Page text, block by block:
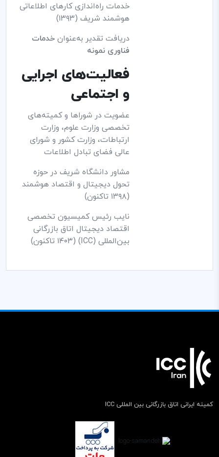
خدمات راه‌اندازی کارهای اطلاعاتی
هوشمند شریف (۱۳۹۳)
دریافت تقدیر به‌عنوان خدمات
فناوری نمونه
فعالیت‌های اجرایی
و اجتماعی
عضویت در شوراها و کمیته‌های
تخصصی وزارت علوم، وزارت
ارتباطات، وزارت کشور و شورای
عالی فضای تبادل اطلاعات
مشاور دانشگاه شریف در حوزه
تحول دیجیتال و اقتصاد هوشمند
(۱۳۹۸ تاکنون)
نایب رئیس کمیسیون تخصصی
اقتصاد دیجیتال اتاق بازرگانی
بین‌المللی (ICC) (۱۴۰۳ تاکنون)
کمیته ایرانی اتاق بازرگانی بین المللی ICC